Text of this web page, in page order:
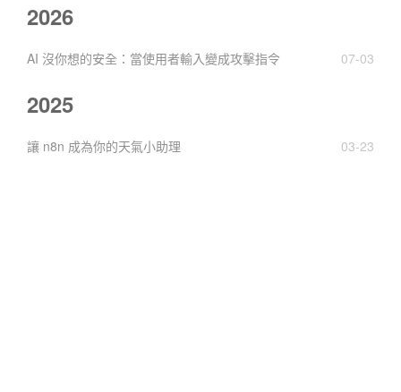
2026
AI 沒你想的安全：當使用者輸入變成攻擊指令 07-03
2025
讓 n8n 成為你的天氣小助理 03-23